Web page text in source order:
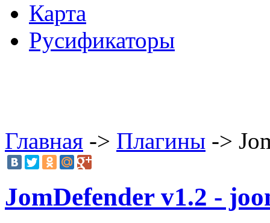
Карта
Русификаторы
Главная -> Плагины ->
JomDefender v1.2 -